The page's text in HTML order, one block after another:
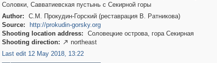
Соловки, Савватиевская пустынь с Секирной горы
Author:
С.М. Прокудин-Горский (реставрация В. Ратникова)
Source:
http://prokudin-gorsky.org
Shooting location address:
Соловецкие острова, гора Секирная
Shooting direction:  northeast
Last edit 12 May 2018, 13:22